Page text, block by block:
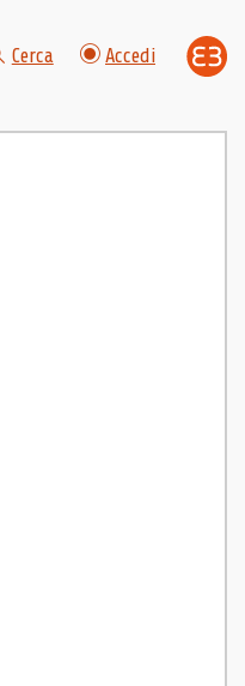
Cerca Accedi